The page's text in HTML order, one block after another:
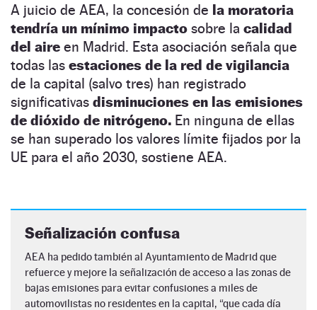
A juicio de AEA, la concesión de la moratoria
tendría un mínimo impacto sobre la calidad
del aire en Madrid. Esta asociación señala que
todas las estaciones de la red de vigilancia
de la capital (salvo tres) han registrado
significativas disminuciones en las emisiones
de dióxido de nitrógeno. En ninguna de ellas
se han superado los valores límite fijados por la
UE para el año 2030, sostiene AEA.
Señalización confusa
AEA ha pedido también al Ayuntamiento de Madrid que
refuerce y mejore la señalización de acceso a las zonas de
bajas emisiones para evitar confusiones a miles de
automovilistas no residentes en la capital, “que cada día